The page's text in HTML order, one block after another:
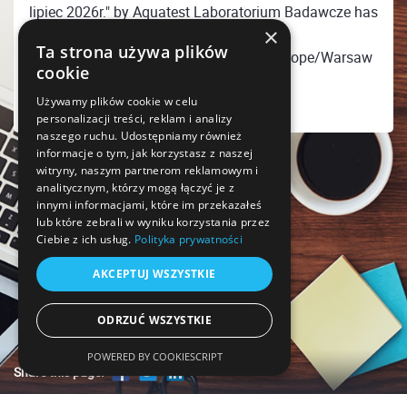
lipiec 2026r." by Aquatest Laboratorium Badawcze has
Wednesday, July 15, 2026 09:00 PM Europe/Warsaw
Share this page!
×
Ta strona używa plików
cookie
Używamy plików cookie w celu
personalizacji treści, reklam i analizy
naszego ruchu. Udostępniamy również
informacje o tym, jak korzystasz z naszej
witryny, naszym partnerom reklamowym i
analitycznym, którzy mogą łączyć je z
innymi informacjami, które im przekazałeś
lub które zebrali w wyniku korzystania przez
Ciebie z ich usług. Polityka prywatności
AKCEPTUJ WSZYSTKIE
ODRZUĆ WSZYSTKIE
POWERED BY COOKIESCRIPT